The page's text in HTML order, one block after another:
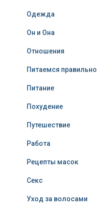
Одежда
Он и Она
Отношения
Питаемся правильно
Питание
Похудение
Путешествие
Работа
Рецепты масок
Секс
Уход за волосами